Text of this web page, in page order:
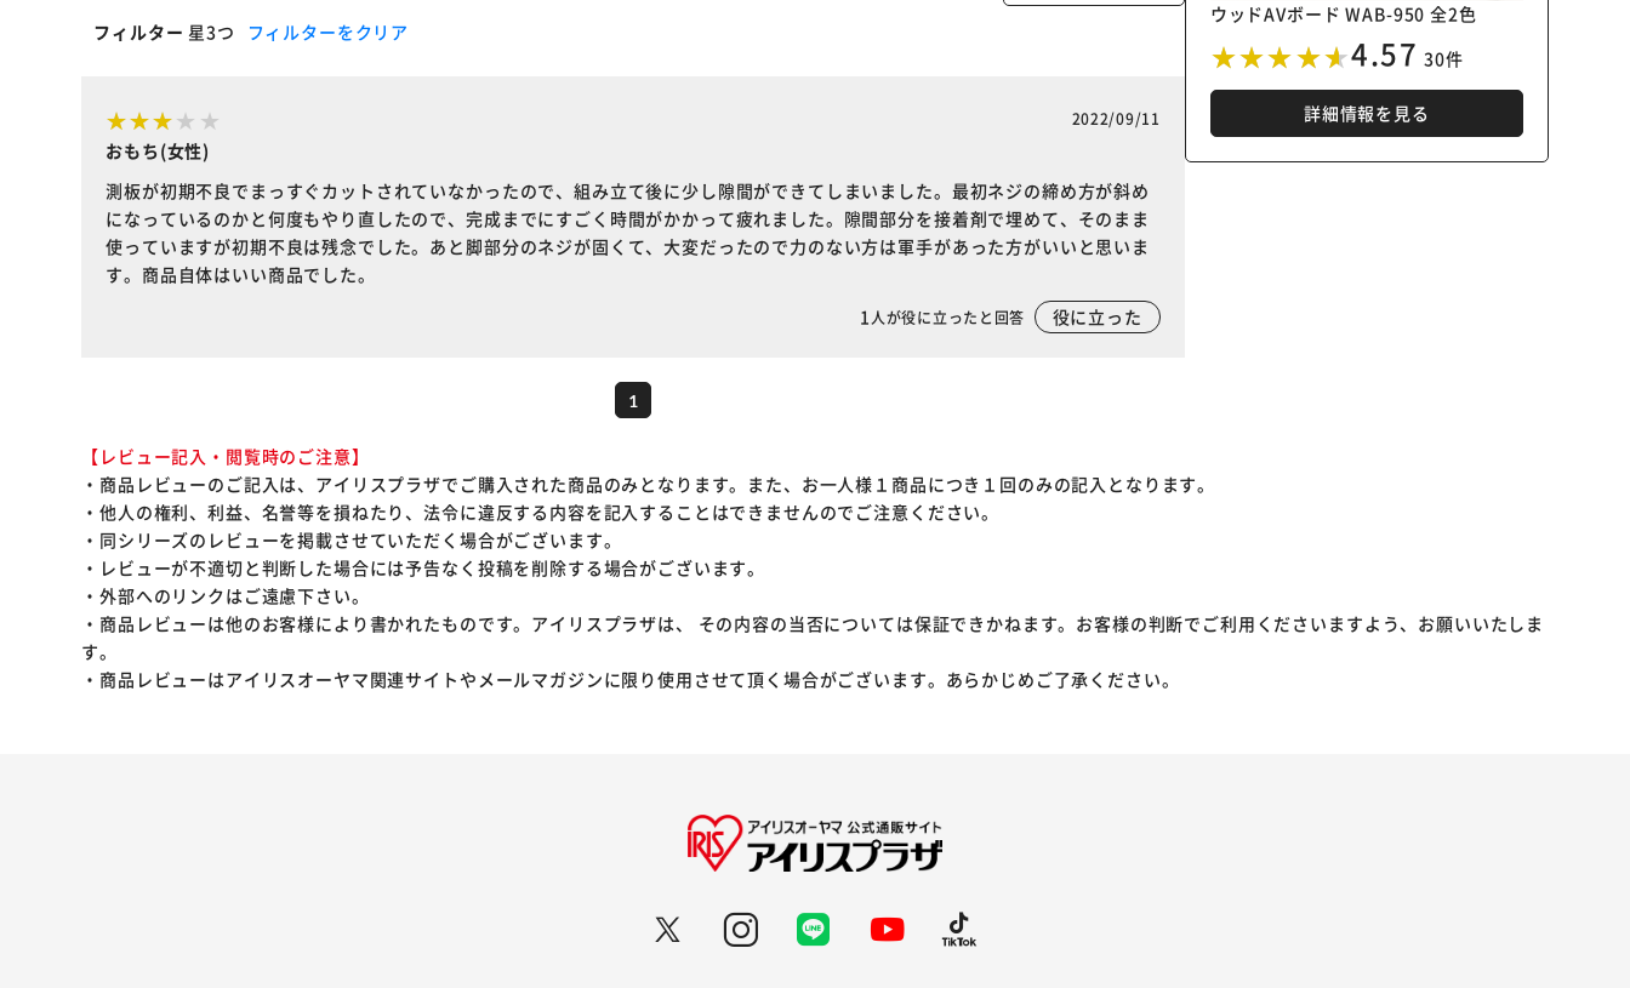
ウッドAVボード WAB-950 全2色
4.57 30件
詳細情報を見る
フィルター 星3つ フィルターをクリア
2022/09/11
おもち(女性)
測板が初期不良でまっすぐカットされていなかったので、組み立て後に少し隙間ができてしまいました。最初ネジの締め方が斜め
になっているのかと何度もやり直したので、完成までにすごく時間がかかって疲れました。隙間部分を接着剤で埋めて、そのまま
使っていますが初期不良は残念でした。あと脚部分のネジが固くて、大変だったので力のない方は軍手があった方がいいと思いま
す。商品自体はいい商品でした。
1 人が役に立ったと回答 役に立った
1
【レビュー記入・閲覧時のご注意】
・商品レビューのご記入は、アイリスプラザでご購入された商品のみとなります。また、お一人様１商品につき１回のみの記入となります。
・他人の権利、利益、名誉等を損ねたり、法令に違反する内容を記入することはできませんのでご注意ください。
・同シリーズのレビューを掲載させていただく場合がございます。
・レビューが不適切と判断した場合には予告なく投稿を削除する場合がございます。
・外部へのリンクはご遠慮下さい。
・商品レビューは他のお客様により書かれたものです。アイリスプラザは、 その内容の当否については保証できかねます。お客様の判断でご利用くださいますよう、お願いいたしま
す。
・商品レビューはアイリスオーヤマ関連サイトやメールマガジンに限り使用させて頂く場合がございます。あらかじめご了承ください。